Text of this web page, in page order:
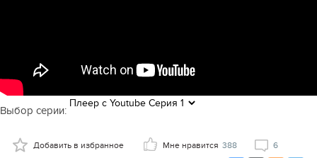
Выбор серии:
Добавить в избранное Мне нравится 388 6